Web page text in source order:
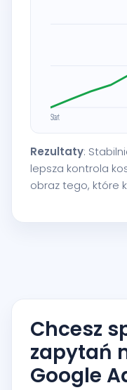
Rezultaty:
lepsza kontrola
obraz tego, które
Chcesz
zapytań
Google